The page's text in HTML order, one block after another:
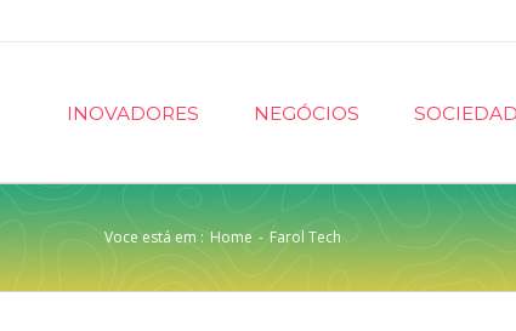
INOVADORES NEGÓCIOS
Voce está em : Home - Farol Tech